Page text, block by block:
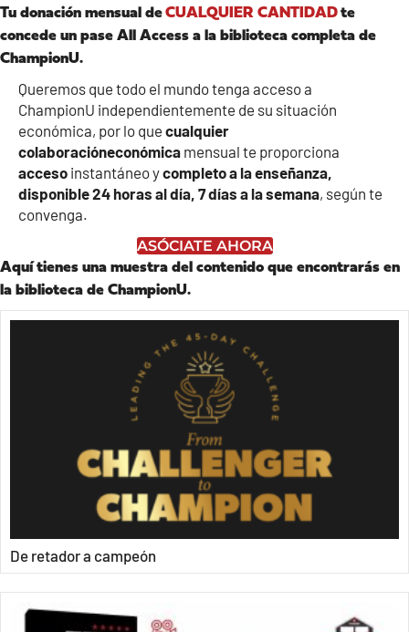
Tu donación mensual deCUALQUIER CANTIDADte
concede un pase All Access a la biblioteca completa de
ChampionU.
Queremos que todo el mundo tenga acceso a
ChampionU independientemente de su situación
económica, por lo que cualquier
colaboracióneconómica mensual te proporciona
acceso instantáneo ycompleto a la enseñanza,
disponible 24 horas al día, 7 días a la semana, según te
convenga.
ASÓCIATE AHORA
Aquí tienes una muestra del contenido que encontrarás en
la biblioteca de ChampionU.
De retador a campeón